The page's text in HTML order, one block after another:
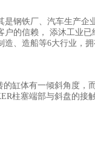
钢铁厂、汽车生产企
的信赖， 添沐工业
、造船等6大行业，
缸体有一倾斜角度，
柱塞端部与斜盘的接